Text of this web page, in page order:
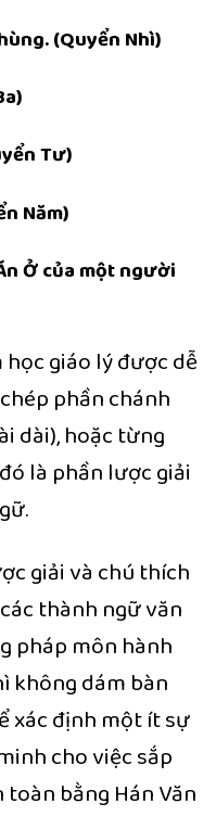
(Quyển Nhì)
Tư)
Năm)
Ở của một người
giáo lý được dễ
phần chánh
dài), hoặc từng
là phần lược giải
giải và chú thích
thành ngữ văn
pháp môn hành
không dám bàn
xác định một ít sự
cho việc sắp
bằng Hán Văn